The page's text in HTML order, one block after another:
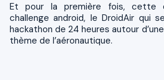
Et pour la première fois, cette
challenge android, le DroidAir qui
hackathon de 24 heures autour
thème de l’aéronautique.